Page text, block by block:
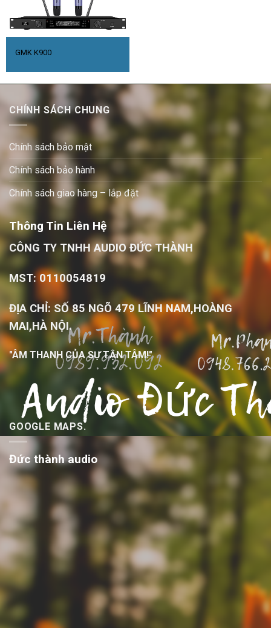
GMK K900
CHÍNH SÁCH CHUNG
Chính sách bảo mật
Chính sách bảo hành
Chính sách giao hàng – lắp đặt
Thông Tin Liên Hệ
CÔNG TY TNHH AUDIO ĐỨC THÀNH
MST: 0110054819
ĐỊA CHỈ: SỐ 85 NGÕ 479 LĨNH NAM,HOÀNG
MAI,HÀ NỘI.
"ÂM THANH CỦA SỰ TẬN TÂM!"
GOOGLE MAPS.
Đức thành audio